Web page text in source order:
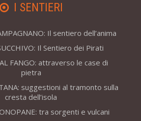
I SENTIERI
Il sentiero dell’anima
Il Sentiero dei Pirati
AL FANGO: attraverso le case di
pietra
suggestioni al tramonto sulla
cresta dell’isola
tra sorgenti e vulcani